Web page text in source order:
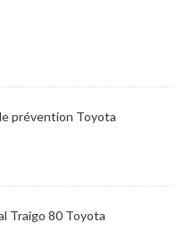
prévention Toyota
Traigo 80 Toyota